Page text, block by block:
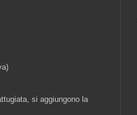
si aggiungono la